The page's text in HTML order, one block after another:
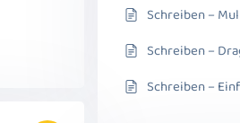
Schreiben –
Schreiben –
Schreiben –